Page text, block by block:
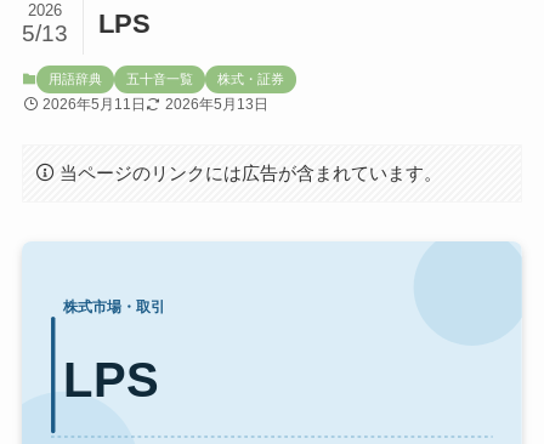
LPS
2026
5/13
用語辞典 五十音一覧 株式・証券
2026年5月11日 2026年5月13日
当ページのリンクには広告が含まれています。